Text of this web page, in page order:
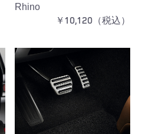
Rhino
￥10,120（税込）